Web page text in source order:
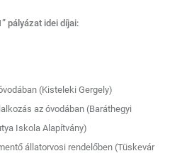
pályázat idei díjai:
(Kisteleki Gergely)
az óvodában (Baráthegyi
Iskola Alapítvány)
állatorvosi rendelőben (Tüskevár